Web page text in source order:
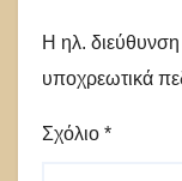
Η ηλ. διεύθυνση
υποχρεωτικά
Σχόλιο *